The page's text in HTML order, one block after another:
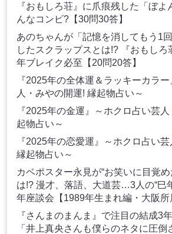
『おもしろ荘』に爪痕残した「ぼ
んなコンビ?【30問30答】
あのちゃんが「記憶を消してもう1
したスクラップスとは!? 『おもし
年ブレイク必至【20問20答】
『2025年の全体運＆ラッキーカラ
人・みやの開運! 縁起物占い～
『2025年の金運』～ホクロ占い芸
起物占い～
『2025年の恋愛運』～ホクロ占い
縁起物占い～
カベポスター永見が“お笑いに目覚め
は!? 漫才、落語、大道芸…3人の“巳
年座談会【1989年生まれ編・大阪所
『さんまのまんま』で注目の結成3
「井上真央さんも僕らのネタに圧倒